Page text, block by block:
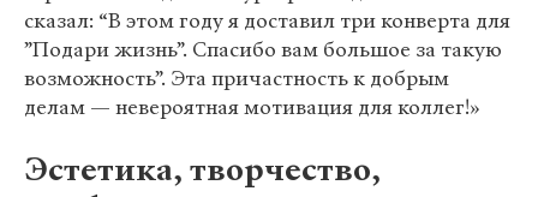
сказал: “В этом году я доставил три конверта для
”Подари жизнь”. Спасибо вам большое за такую
возможность”. Эта причастность к добрым
делам — невероятная мотивация для коллег!»
Эстетика, творчество,